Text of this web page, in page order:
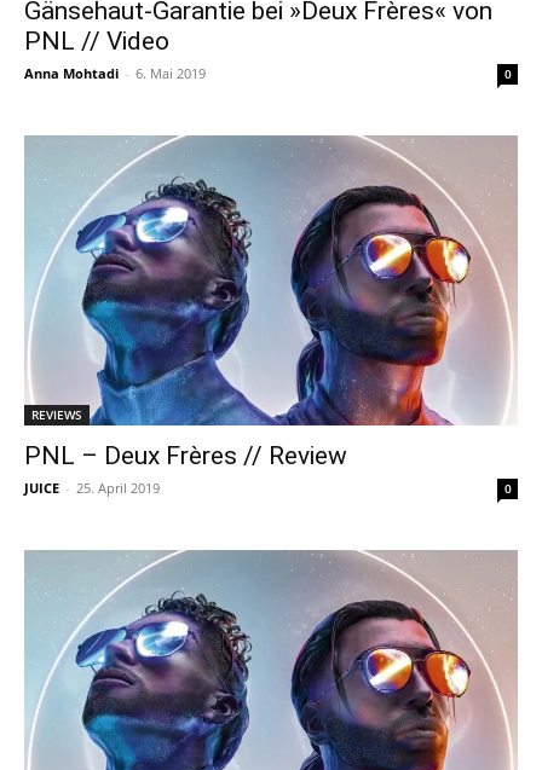
Gänsehaut-Garantie bei »Deux Frères« von
PNL // Video
Anna Mohtadi - 6. Mai 2019 0
REVIEWS
PNL – Deux Frères // Review
JUICE - 25. April 2019 0